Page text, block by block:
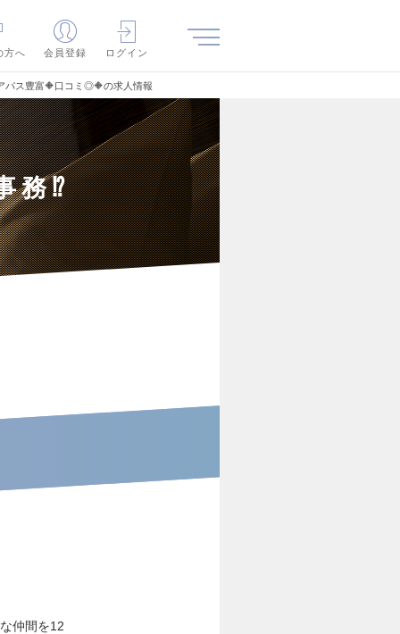
方へ 会員登録 ログイン
パス豊富🔶口コミ◎🔶の求人情報
務⁉
仲間を12